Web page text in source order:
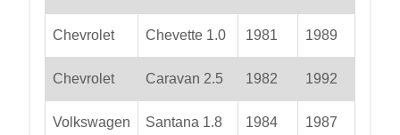
Chevrolet Chevette 1.0 1981 1989
Chevrolet Caravan 2.5 1982 1992
Volkswagen Santana 1.8 1984 1987